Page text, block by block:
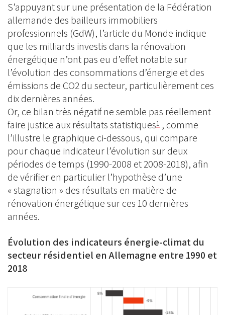
S’appuyant sur une présentation de la Fédération
allemande des bailleurs immobiliers
professionnels (GdW), l’article du Monde indique
que les milliards investis dans la rénovation
énergétique n’ont pas eu d’effet notable sur
l’évolution des consommations d’énergie et des
émissions de CO2 du secteur, particulièrement ces
dix dernières années.
Or, ce bilan très négatif ne semble pas réellement
faire justice aux résultats statistiques1 , comme
l’illustre le graphique ci-dessous, qui compare
pour chaque indicateur l’évolution sur deux
périodes de temps (1990-2008 et 2008-2018), afin
de vérifier en particulier l’hypothèse d’une
« stagnation » des résultats en matière de
rénovation énergétique sur ces 10 dernières
années.
Évolution des indicateurs énergie-climat du
secteur résidentiel en Allemagne entre 1990 et
2018